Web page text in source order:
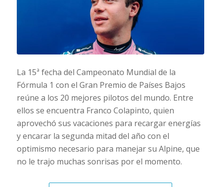
La 15ª fecha del Campeonato Mundial de la
Fórmula 1 con el Gran Premio de Países Bajos
reúne a los 20 mejores pilotos del mundo. Entre
ellos se encuentra Franco Colapinto, quien
aprovechó sus vacaciones para recargar energías
y encarar la segunda mitad del año con el
optimismo necesario para manejar su Alpine, que
no le trajo muchas sonrisas por el momento.